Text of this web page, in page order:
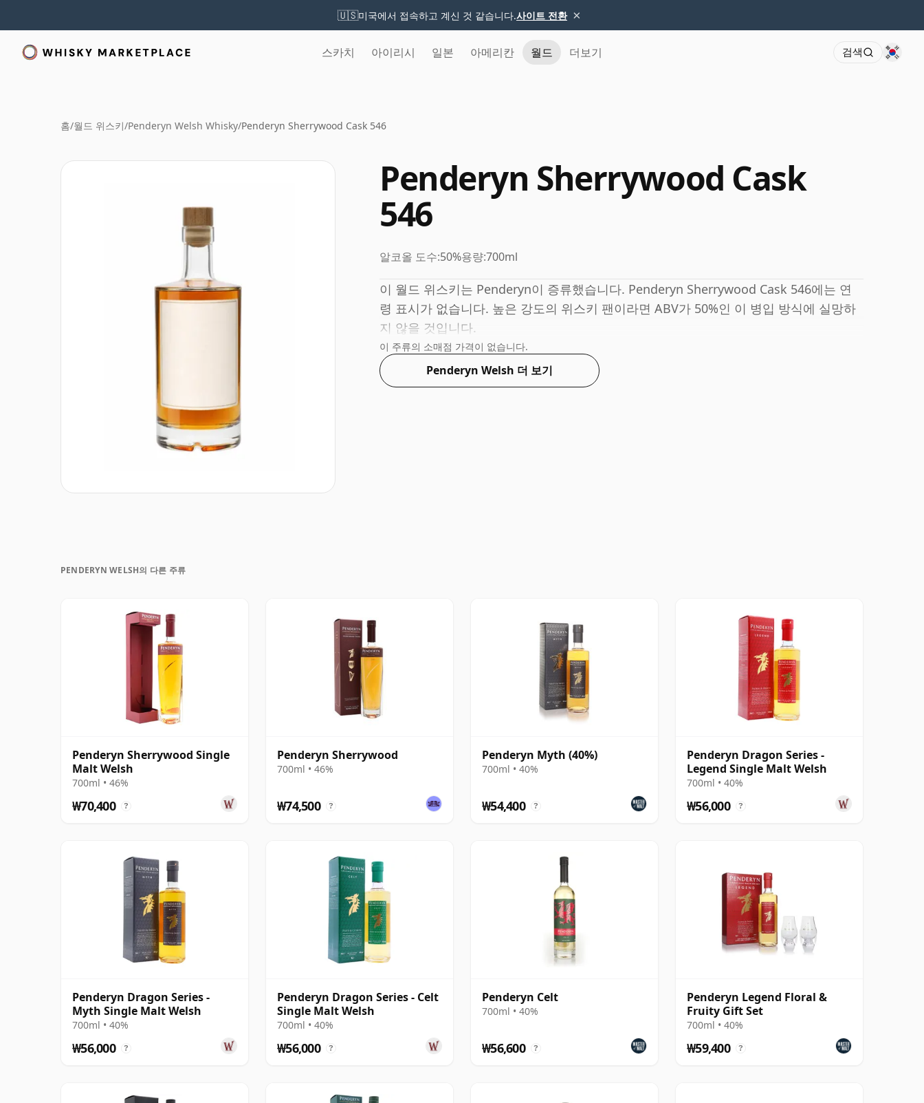
🇺🇸미국에서 접속하고 계신 것 같습니다.사이트 전환 ×
스카치 아이리시 일본 아메리칸 월드 더보기 검색
홈/월드 위스키/Penderyn Welsh Whisky/Penderyn Sherrywood Cask 546
Penderyn Sherrywood Cask
546
알코올 도수:50%용량:700ml
이 월드 위스키는 Penderyn이 증류했습니다. Penderyn Sherrywood Cask 546에는 연
령 표시가 없습니다. 높은 강도의 위스키 팬이라면 ABV가 50%인 이 병입 방식에 실망하
지 않을 것입니다.
이 주류의 소매점 가격이 없습니다.
Penderyn Welsh 더 보기
PENDERYN WELSH의 다른 주류
Penderyn Sherrywood Single
Malt Welsh
700ml • 46%
₩70,400 ?
Penderyn Sherrywood
700ml • 46%
₩74,500 ?
Penderyn Myth (40%)
700ml • 40%
₩54,400 ?
Penderyn Dragon Series -
Legend Single Malt Welsh
700ml • 40%
₩56,000 ?
Penderyn Dragon Series -
Myth Single Malt Welsh
700ml • 40%
₩56,000 ?
Penderyn Dragon Series - Celt
Single Malt Welsh
700ml • 40%
₩56,000 ?
Penderyn Celt
700ml • 40%
₩56,600 ?
Penderyn Legend Floral &
Fruity Gift Set
700ml • 40%
₩59,400 ?